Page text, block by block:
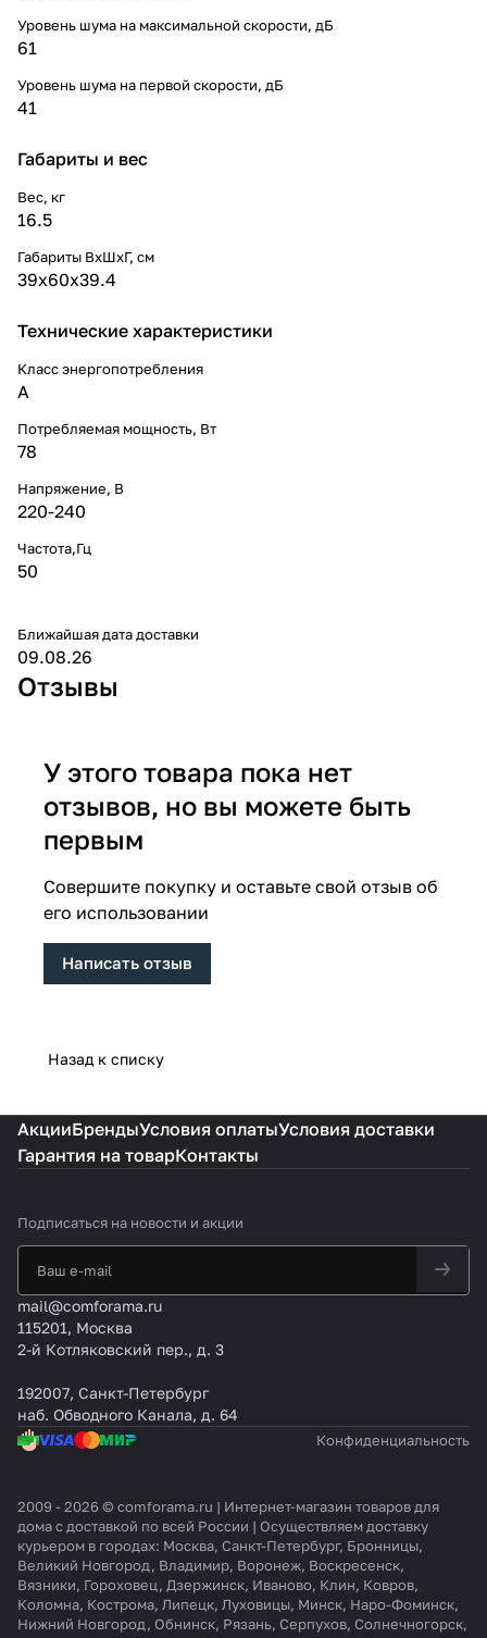
Уровень шума на максимальной скорости, дБ
61
Уровень шума на первой скорости, дБ
41
Габариты и вес
Вес, кг
16.5
Габариты ВхШхГ, cм
39x60x39.4
Технические характеристики
Класс энергопотребления
A
Потребляемая мощность, Вт
78
Напряжение, В
220-240
Частота,Гц
50
Ближайшая дата доставки
09.08.26
Отзывы
У этого товара пока нет
отзывов, но вы можете быть
первым
Совершите покупку и оставьте свой отзыв об
его использовании
Написать отзыв
Назад к списку
АкцииБрендыУсловия оплатыУсловия доставки
Гарантия на товарКонтакты
Подписаться на новости и акции
mail@comforama.ru
115201, Москва
2-й Котляковский пер., д. 3
192007, Санкт-Петербург
наб. Обводного Канала, д. 64
Конфиденциальность
2009 - 2026 © comforama.ru | Интернет-магазин товаров для
дома с доставкой по всей России | Осуществляем доставку
курьером в городах: Москва, Санкт-Петербург, Бронницы,
Великий Новгород, Владимир, Воронеж, Воскресенск,
Вязники, Гороховец, Дзержинск, Иваново, Клин, Ковров,
Коломна, Кострома, Липецк, Луховицы, Минск, Наро-Фоминск,
Нижний Новгород, Обнинск, Рязань, Серпухов, Солнечногорск,